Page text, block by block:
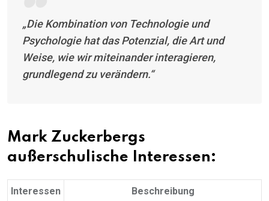
„Die Kombination von Technologie und
Psychologie hat das Potenzial, die Art und
Weise, wie wir miteinander interagieren,
grundlegend zu verändern.“
Mark Zuckerbergs
außerschulische Interessen:
Interessen Beschreibung